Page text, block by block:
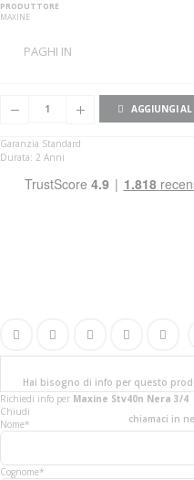
PRODUTTORE
MAXINE
PAGHI IN
AGGIUNGI AL
Garanzia Standard
Durata: 2 Anni
Hai bisogno di info per questo
chiamaci in
Richiedi info per Maxine Stv40n Nera 3/4
Chiudi
Nome*
Cognome*